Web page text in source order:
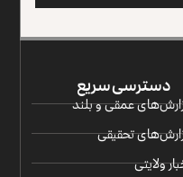
دسترسی سریع
عمقی و بلند
تحقیقی
ولایتی